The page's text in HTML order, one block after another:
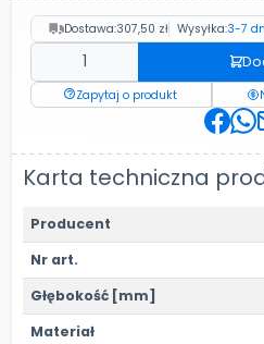
Dostawa:307,50 zł Wysyłka:3-7
Zapytaj o produkt
Karta techniczna
Producent
Nr art.
Głębokość [mm]
Materiał